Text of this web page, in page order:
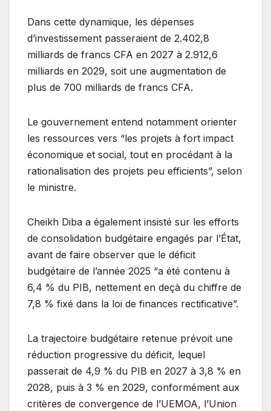
Dans cette dynamique, les dépenses
d’investissement passeraient de 2.402,8
milliards de francs CFA en 2027 à 2.912,6
milliards en 2029, soit une augmentation de
plus de 700 milliards de francs CFA.
Le gouvernement entend notamment orienter
les ressources vers “les projets à fort impact
économique et social, tout en procédant à la
rationalisation des projets peu efficients”, selon
le ministre.
Cheikh Diba a également insisté sur les efforts
de consolidation budgétaire engagés par l’État,
avant de faire observer que le déficit
budgétaire de l’année 2025 “a été contenu à
6,4 % du PIB, nettement en deçà du chiffre de
7,8 % fixé dans la loi de finances rectificative”.
La trajectoire budgétaire retenue prévoit une
réduction progressive du déficit, lequel
passerait de 4,9 % du PIB en 2027 à 3,8 % en
2028, puis à 3 % en 2029, conformément aux
critères de convergence de l’UEMOA, l’Union